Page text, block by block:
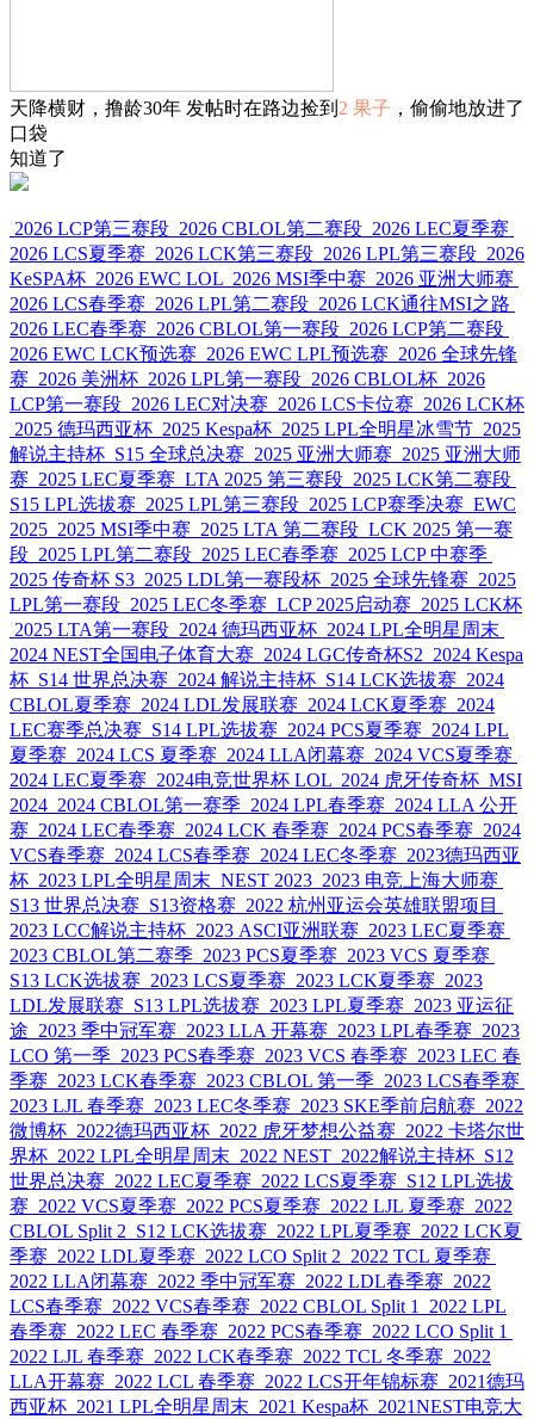
天降横财，撸龄30年 发帖时在路边捡到 2 果子 ，偷偷地放进了
口袋
知道了
2026 LCP第三赛段 2026 CBLOL第二赛段 2026 LEC夏季赛
2026 LCS夏季赛 2026 LCK第三赛段 2026 LPL第三赛段 2026
KeSPA杯 2026 EWC LOL 2026 MSI季中赛 2026 亚洲大师赛
2026 LCS春季赛 2026 LPL第二赛段 2026 LCK通往MSI之路
2026 LEC春季赛 2026 CBLOL第一赛段 2026 LCP第二赛段
2026 EWC LCK预选赛 2026 EWC LPL预选赛 2026 全球先锋
赛 2026 美洲杯 2026 LPL第一赛段 2026 CBLOL杯 2026
LCP第一赛段 2026 LEC对决赛 2026 LCS卡位赛 2026 LCK杯
2025 德玛西亚杯 2025 Kespa杯 2025 LPL全明星冰雪节 2025
解说主持杯 S15 全球总决赛 2025 亚洲大师赛 2025 亚洲大师
赛 2025 LEC夏季赛 LTA 2025 第三赛段 2025 LCK第二赛段
S15 LPL选拔赛 2025 LPL第三赛段 2025 LCP赛季决赛 EWC
2025 2025 MSI季中赛 2025 LTA 第二赛段 LCK 2025 第一赛
段 2025 LPL第二赛段 2025 LEC春季赛 2025 LCP 中赛季
2025 传奇杯 S3 2025 LDL第一赛段杯 2025 全球先锋赛 2025
LPL第一赛段 2025 LEC冬季赛 LCP 2025启动赛 2025 LCK杯
2025 LTA第一赛段 2024 德玛西亚杯 2024 LPL全明星周末
2024 NEST全国电子体育大赛 2024 LGC传奇杯S2 2024 Kespa
杯 S14 世界总决赛 2024 解说主持杯 S14 LCK选拔赛 2024
CBLOL夏季赛 2024 LDL发展联赛 2024 LCK夏季赛 2024
LEC赛季总决赛 S14 LPL选拔赛 2024 PCS夏季赛 2024 LPL
夏季赛 2024 LCS 夏季赛 2024 LLA闭幕赛 2024 VCS夏季赛
2024 LEC夏季赛 2024电竞世界杯 LOL 2024 虎牙传奇杯 MSI
2024 2024 CBLOL第一赛季 2024 LPL春季赛 2024 LLA 公开
赛 2024 LEC春季赛 2024 LCK 春季赛 2024 PCS春季赛 2024
VCS春季赛 2024 LCS春季赛 2024 LEC冬季赛 2023德玛西亚
杯 2023 LPL全明星周末 NEST 2023 2023 电竞上海大师赛
S13 世界总决赛 S13资格赛 2022 杭州亚运会英雄联盟项目
2023 LCC解说主持杯 2023 ASCI亚洲联赛 2023 LEC夏季赛
2023 CBLOL第二赛季 2023 PCS夏季赛 2023 VCS 夏季赛
S13 LCK选拔赛 2023 LCS夏季赛 2023 LCK夏季赛 2023
LDL发展联赛 S13 LPL选拔赛 2023 LPL夏季赛 2023 亚运征
途 2023 季中冠军赛 2023 LLA 开幕赛 2023 LPL春季赛 2023
LCO 第一季 2023 PCS春季赛 2023 VCS 春季赛 2023 LEC 春
季赛 2023 LCK春季赛 2023 CBLOL 第一季 2023 LCS春季赛
2023 LJL 春季赛 2023 LEC冬季赛 2023 SKE季前启航赛 2022
微博杯 2022德玛西亚杯 2022 虎牙梦想公益赛 2022 卡塔尔世
界杯 2022 LPL全明星周末 2022 NEST 2022解说主持杯 S12
世界总决赛 2022 LEC夏季赛 2022 LCS夏季赛 S12 LPL选拔
赛 2022 VCS夏季赛 2022 PCS夏季赛 2022 LJL 夏季赛 2022
CBLOL Split 2 S12 LCK选拔赛 2022 LPL夏季赛 2022 LCK夏
季赛 2022 LDL夏季赛 2022 LCO Split 2 2022 TCL 夏季赛
2022 LLA闭幕赛 2022 季中冠军赛 2022 LDL春季赛 2022
LCS春季赛 2022 VCS春季赛 2022 CBLOL Split 1
2022 LPL
春季赛 2022 LEC 春季赛 2022 PCS春季赛 2022 LCO Split 1
2022 LJL 春季赛 2022 LCK春季赛 2022 TCL 冬季赛 2022
LLA开幕赛 2022 LCL 春季赛 2022 LCS开年锦标赛 2021德玛
西亚杯 2021 LPL全明星周末 2021 Kespa杯 2021NEST电竞大